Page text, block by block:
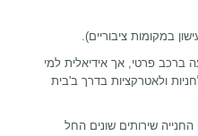
במקומות ציבוריים).
ברכב פרטי, אך אידיאלית למי
ולאטרקציות בדרך ב'בית
שירותים שונים החל